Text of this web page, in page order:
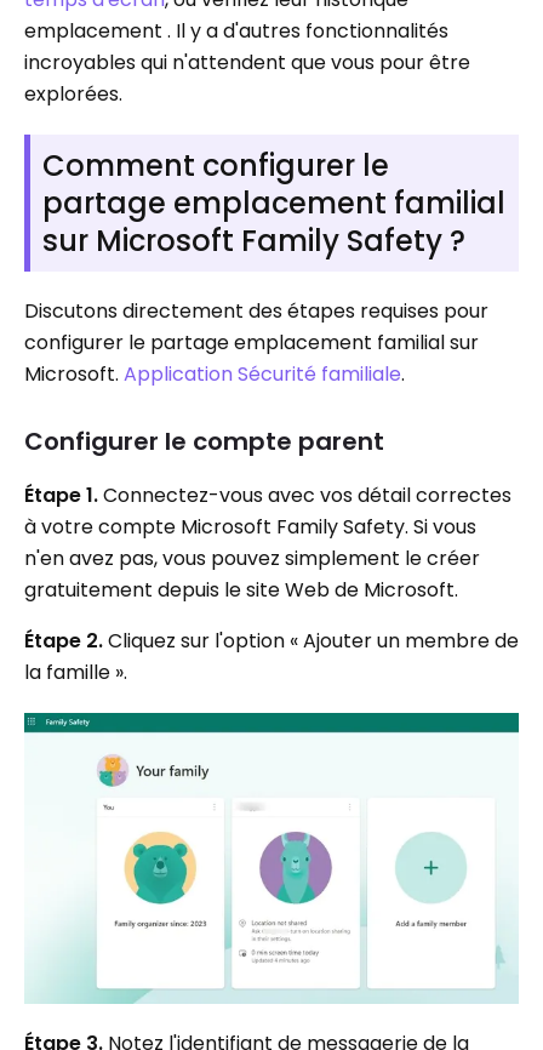
emplacement . Il y a d'autres fonctionnalités
incroyables qui n'attendent que vous pour être
explorées.
Comment configurer le
partage emplacement familial
sur Microsoft Family Safety ?
Discutons directement des étapes requises pour
configurer le partage emplacement familial sur
Microsoft. Application Sécurité familiale.
Configurer le compte parent
Étape 1.Connectez-vous avec vos détail correctes
à votre compte Microsoft Family Safety. Si vous
n'en avez pas, vous pouvez simplement le créer
gratuitement depuis le site Web de Microsoft.
Étape 2.Cliquez sur l'option « Ajouter un membre de
la famille ».
Étape 3. Notez l'identifiant de messagerie de la